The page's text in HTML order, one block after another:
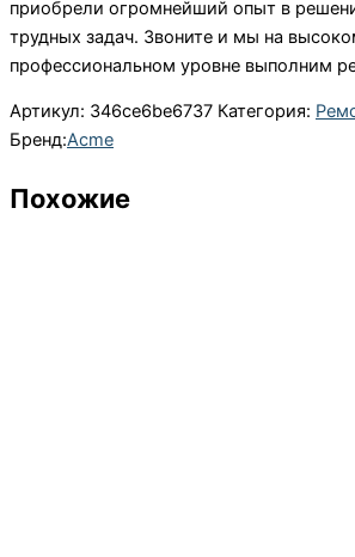
приобрели огромнейший опыт в
трудных задач. Звоните и мы на
профессиональном уровне выполним
Артикул: 346ce6be6737 Категория:
Бренд:Acme
Похожие